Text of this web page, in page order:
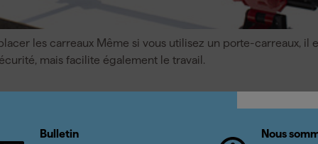
les carreaux Même si vous utilisez un porte-carreaux,
mais facilite également le travail.
Bulletin
Nous